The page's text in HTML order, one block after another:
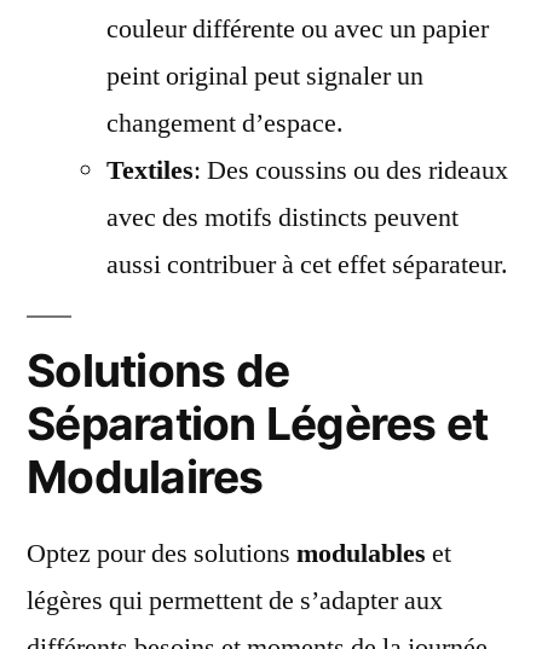
couleur différente ou avec un papier
peint original peut signaler un
changement d’espace.
Textiles: Des coussins ou des rideaux
avec des motifs distincts peuvent
aussi contribuer à cet effet séparateur.
Solutions de
Séparation Légères et
Modulaires
Optez pour des solutions modulables et
légères qui permettent de s’adapter aux